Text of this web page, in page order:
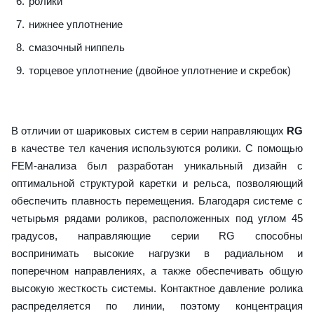
нижнее уплотнение
смазочный ниппель
торцевое уплотнение (двойное уплотнение и скребок)
В отличии от шариковых систем в серии направляющих RG
в качестве тел качения используются ролики. С помощью
FEM-анализа был разработан уникальный дизайн с
оптимальной структурой каретки и рельса, позволяющий
обеспечить плавность перемещения. Благодаря системе с
четырьмя рядами роликов, расположенных под углом 45
градусов, направляющие серии RG способны
воспринимать высокие нагрузки в радиальном и
поперечном направлениях, а также обеспечивать общую
высокую жесткость системы. Контактное давление ролика
распределяется по линии, поэтому концентрация